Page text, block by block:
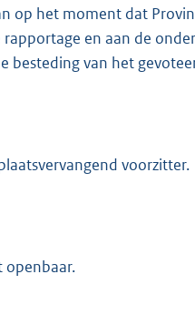
op het moment dat
en aan de
besteding van het
voorzitter.
openbaar.